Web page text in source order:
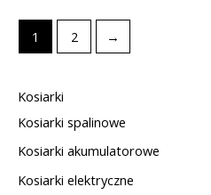
Kosiarki
Kosiarki spalinowe
Kosiarki akumulatorowe
Kosiarki elektryczne
1 2 →